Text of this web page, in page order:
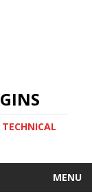
MENU